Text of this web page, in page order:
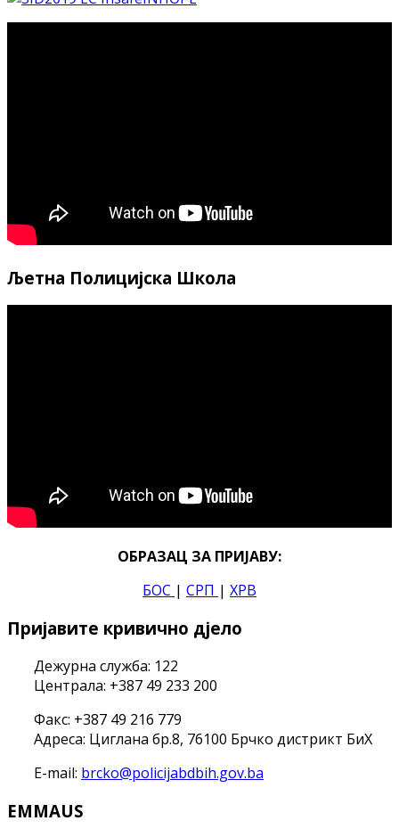
Љетна Полицијска Школа
ОБРАЗАЦ ЗА ПРИЈАВУ:
БОС | СРП | ХРВ
Пријавите кривично дјело
Дежурна служба: 122
Централа: +387 49 233 200
Факс: +387 49 216 779
Адреса: Циглана бр.8, 76100 Брчко дистрикт БиХ
E-mail: brcko@policijabdbih.gov.ba
EMMAUS